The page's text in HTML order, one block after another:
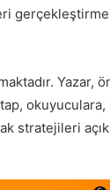
Yazar,
stratejileri